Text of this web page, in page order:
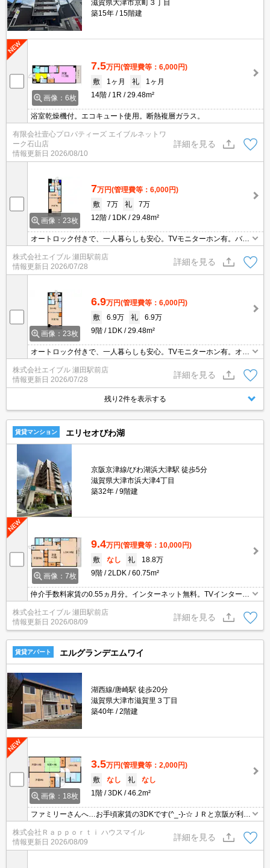
滋賀県大津市京町３丁目
築15年
15階建
画像：6枚
7.5万円(管理費等：6,000円)
敷
1ヶ月 礼
1ヶ月
14階
1R 29.48m²
浴室乾燥機付。エコキュート使用。断熱複層ガラス。
有限会社壹心プロパティーズ エイブルネットワ
ーク石山店
情報更新日 2026/08/10
詳細を見る
画像：23枚
7万円(管理費等：6,000円)
敷
7万 礼
7万
12階
1DK 29.48m²
オートロック付きで、一人暮らしも安心。TVモニターホン有。バ
ス・トイレ別。温水洗浄便座付き。システムキッチンをお好みの方
に。駅近くでラクラク便利。オートロック・エレベーター付RCマン
ション!。
株式会社エイブル 瀬田駅前店
情報更新日 2026/07/28
詳細を見る
画像：23枚
6.9万円(管理費等：6,000円)
敷
6.9万 礼
6.9万
9階
1DK 29.48m²
オートロック付きで、一人暮らしも安心。TVモニターホン有。オー
ル電化で光熱費がお得です。システムキッチンをお好みの方に。バ
ス・トイレ別。独立洗面台が便利。駅近くでラクラク便利。宅配ボ
ックスあり。
株式会社エイブル 瀬田駅前店
情報更新日 2026/07/28
詳細を見る
残り2件を表示する
賃貸マンション エリセオびわ湖
京阪京津線/びわ湖浜大津駅 徒歩5分
滋賀県大津市浜大津4丁目
築32年
9階建
画像：7枚
9.4万円(管理費等：10,000円)
敷
なし 礼
18.8万
9階
2LDK 60.75m²
仲介手数料家賃の0.55ヵ月分。インターネット無料。TVインターホ
ン付き。都市ガス使用。バス・トイレ別。便利な洗面所独立タイ
プ。新生活のスタートはここから。夢のある新婚生活をここから。
株式会社エイブル 瀬田駅前店
情報更新日 2026/08/09
詳細を見る
賃貸アパート エルグランデエムワイ
湖西線/唐崎駅 徒歩20分
滋賀県大津市滋賀里３丁目
築40年
2階建
画像：18枚
3.5万円(管理費等：2,000円)
敷
なし 礼
なし
1階
3DK 46.2m²
ファミリーさんへ…お手頃家賃の3DKです(^_-)-☆ＪＲと京阪が利用
可能な立地です！カップルや新婚さんにもおススメです♪実物と住環
境を是非ご自身の目でお確かめ下さい(^^♪
株式会社Ｒａｐｐｏｒｔｉ ハウスマイル
情報更新日 2026/08/09
詳細を見る